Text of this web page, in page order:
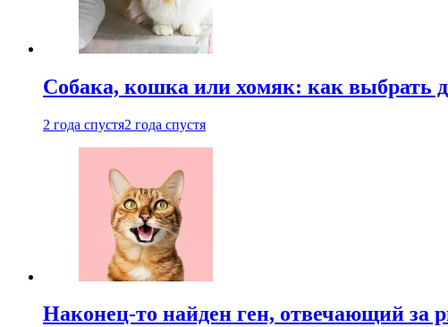
Собака, кошка или хомяк: как выбрать
2 года спустя2 года спустя
Наконец-то найден ген, отвечающий за